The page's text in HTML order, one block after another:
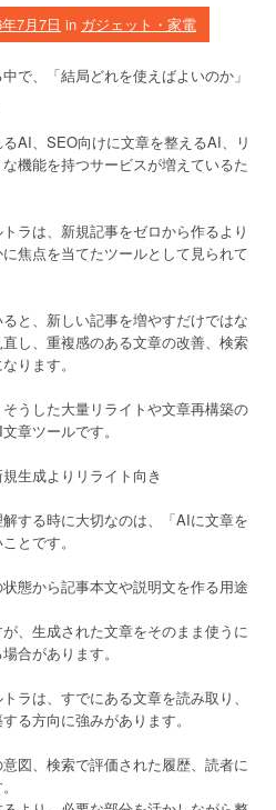
7月7日 in ガジェット・家電
で、「結局どれを使えばよいのか」
AI、SEO向けに文章を整えるAI、リ
機能を持つサービスが増えているた
ラは、新規記事をゼロから作るより
焦点を当てたツールとして見られて
と、新しい記事を増やすだけではな
し、重複感のある文章の改善、検索
ります。
うした大量リライトや文章再構築の
章ツールです。
生成よりリライト向き
する時に大切なのは、「AIに文章を
とです。
態から記事本文や説明文を作る用途
、生成された文章をそのまま使うに
合があります。
ラは、すでにある文章を読み取り、
る方向に強みがあります。
図、検索で評価された履歴、読者に